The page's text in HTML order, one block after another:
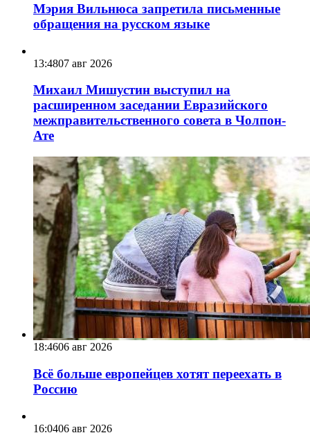
Мэрия Вильнюса запретила письменные
обращения на русском языке
13:4807 авг 2026
Михаил Мишустин выступил на
расширенном заседании Евразийского
межправительственного совета в Чолпон-
Ате
18:4606 авг 2026
Всё больше европейцев хотят переехать в
Россию
16:0406 авг 2026